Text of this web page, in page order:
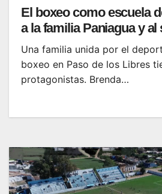
El boxeo como escuela
a la familia Paniagua y al
Una familia unida por el
boxeo en Paso de los Libres
protagonistas. Brenda…